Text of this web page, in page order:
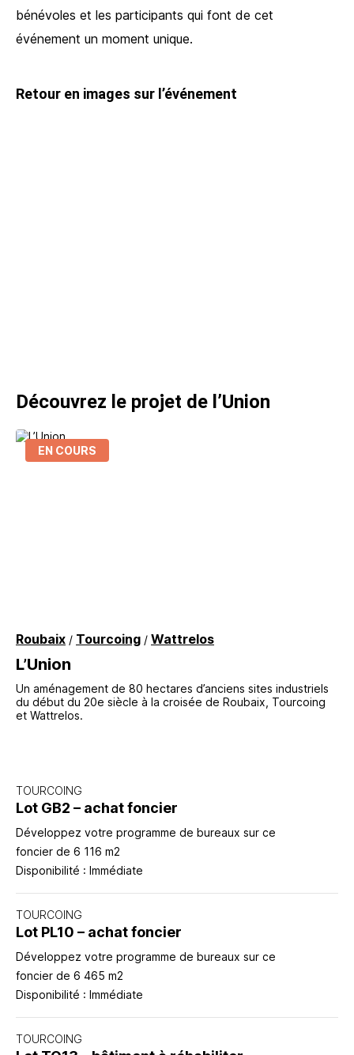
bénévoles et les participants qui font de cet
événement un moment unique.
Retour en images sur l’événement
Découvrez le projet de l’Union
EN COURS
Roubaix / Tourcoing / Wattrelos
L’Union
Un aménagement de 80 hectares d’anciens sites industriels
du début du 20e siècle à la croisée de Roubaix, Tourcoing
et Wattrelos.
TOURCOING
Lot GB2 – achat foncier
Développez votre programme de bureaux sur ce
foncier de 6 116 m2
Disponibilité : Immédiate
TOURCOING
Lot PL10 – achat foncier
Développez votre programme de bureaux sur ce
foncier de 6 465 m2
Disponibilité : Immédiate
TOURCOING